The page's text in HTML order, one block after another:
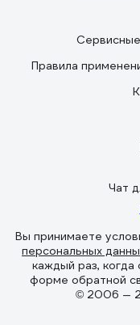
Правила
Чат
Вы принимаете
персональных
каждый раз,
форме обратной
© 2006 —